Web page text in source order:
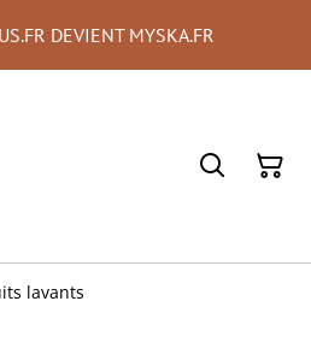
DEVIENT MYSKA.FR
lavants